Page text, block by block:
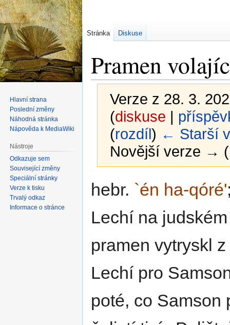
Pramen
Verze z 28. 3.
(diskuse |
(rozdíl) ← Starší
Novější verze →
nana
hebr. `én ha-qóré'
Lechí na
pramen vytryskl
Lechí pro
poté, co Samson
Stránka Diskuse
Hlavní strana
Poslední změny
Náhodná stránka
Nápověda k MediaWiki
Nástroje
Odkazuje sem
Související změny
Speciální stránky
Verze k tisku
Trvalý odkaz
Informace o stránce